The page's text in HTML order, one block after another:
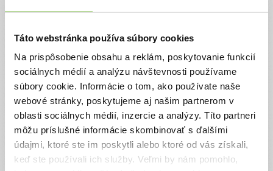
Táto webstránka používa súbory cookies
Na prispôsobenie obsahu a reklám, poskytovanie funkcií
sociálnych médií a analýzu návštevnosti používame
súbory cookie. Informácie o tom, ako používate naše
webové stránky, poskytujeme aj našim partnerom v
oblasti sociálnych médií, inzercie a analýzy. Títo partneri
môžu príslušné informácie skombinovať s ďalšími
údajmi, ktoré ste im poskytli alebo ktoré od vás získali,
keď ste používali ich služby. Veľmi by nám pomohlo,
Zoberme deti preč z